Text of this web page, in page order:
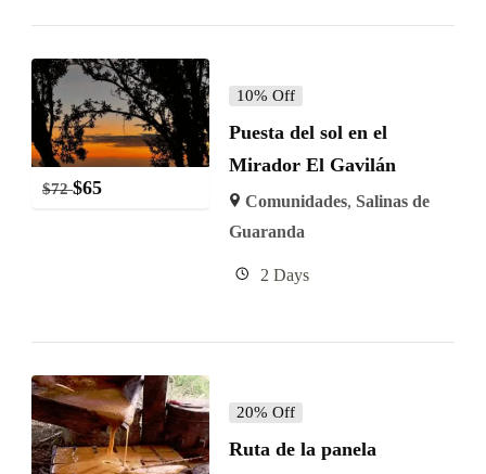
$72 $65
10% Off
Puesta del sol en el
Mirador El Gavilán
Comunidades, Salinas de
Guaranda
2 Days
20% Off
Ruta de la panela